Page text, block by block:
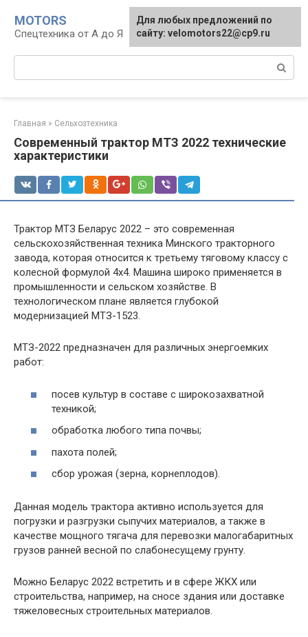
контенту
MOTORS
Спецтехника от А до Я
Главная » Сельхозтехника
Современный трактор МТЗ 2022 технические
характеристики
Трактор МТЗ Беларус 2022 – это современная
сельскохозяйственная техника Минского тракторного
завода, которая относится к третьему тяговому классу с
колесной формулой 4х4. Машина широко применяется в
промышленности и сельском хозяйстве. В
технологическом плане является глубокой
модернизацией МТЗ-1523.
МТЗ-2022 предназначен для различных энергоемких
работ:
посев культур в составе с широкозахватной
техникой;
обработка любого типа почвы;
пахота полей;
сбор урожая (зерна, корнеплодов).
Данная модель трактора активно используется для
погрузки и разгрузки сыпучих материалов, а также в
качестве мощного тягача для перевозки малогабаритных
грузов ранней весной по слабонесущему грунту.
Можно Беларус 2022 встретить и в сфере ЖКХ или
строительства, например, на сносе здания или доставке
тяжеловесных строительных материалов.
Для любых предложений по
сайту: velomotors22@cp9.ru